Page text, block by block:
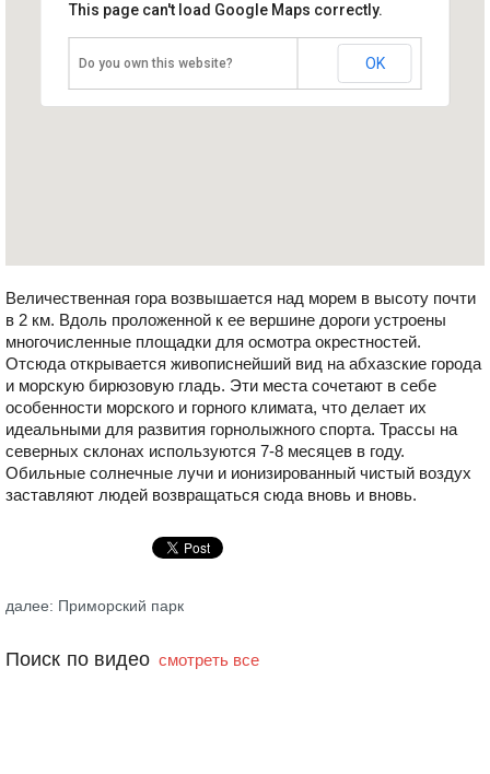
Абхазия, Гагра
This page can't load Google Maps correctly.
Do you own this website? OK
Величественная гора возвышается над морем в высоту почти
в 2 км. Вдоль проложенной к ее вершине дороги устроены
многочисленные площадки для осмотра окрестностей.
Отсюда открывается живописнейший вид на абхазские города
и морскую бирюзовую гладь. Эти места сочетают в себе
особенности морского и горного климата, что делает их
идеальными для развития горнолыжного спорта. Трассы на
северных склонах используются 7-8 месяцев в году.
Обильные солнечные лучи и ионизированный чистый воздух
заставляют людей возвращаться сюда вновь и вновь.
далее: Приморский парк
Поиск по видео смотреть все